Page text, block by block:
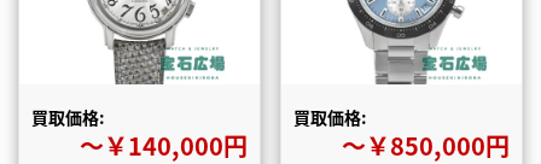
買取価格:
〜￥140,000円
買取価格:
〜￥850,000円